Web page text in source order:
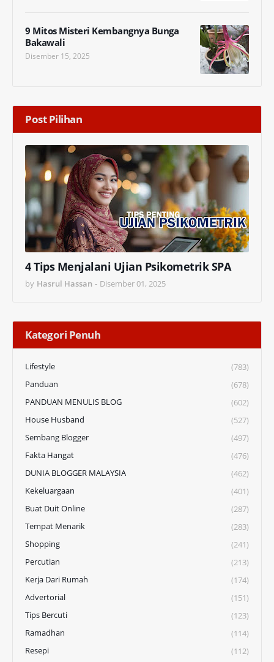
9 Mitos Misteri Kembangnya Bunga
Bakawali
Disember 15, 2025
Post Pilihan
4 Tips Menjalani Ujian Psikometrik SPA
by Hasrul Hassan - Disember 01, 2025
Kategori Penuh
Lifestyle
(783)
Panduan
(678)
PANDUAN MENULIS BLOG
(602)
House Husband
(527)
Sembang Blogger
(497)
Fakta Hangat
(476)
DUNIA BLOGGER MALAYSIA
(462)
Kekeluargaan
(401)
Buat Duit Online
(287)
Tempat Menarik
(283)
Shopping
(241)
Percutian
(213)
Kerja Dari Rumah
(174)
Advertorial
(151)
Tips Bercuti
(123)
Ramadhan
(114)
Resepi
(112)